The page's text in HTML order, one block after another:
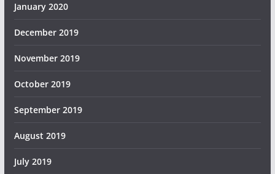
January 2020
December 2019
November 2019
October 2019
September 2019
August 2019
July 2019